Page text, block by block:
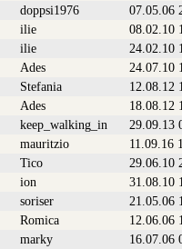
doppsi1976 07.05.06
ilie 08.02.10
ilie 24.02.10
Ades 24.07.10
Stefania 12.08.12
Ades 18.08.12
keep_walking_in 29.09.13
mauritzio 11.09.16
Tico 29.06.10
ion 31.08.10
soriser 21.05.06
Romica 12.06.06
marky 16.07.06